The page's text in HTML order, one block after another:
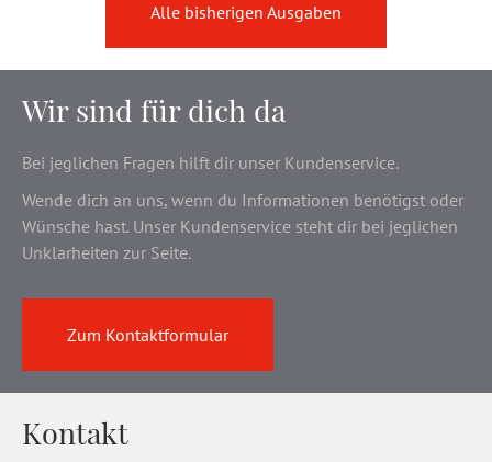
Alle bisherigen Ausgaben
Wir sind für dich da
Bei jeglichen Fragen hilft dir unser Kundenservice.
Wende dich an uns, wenn du Informationen benötigst oder
Wünsche hast. Unser Kundenservice steht dir bei jeglichen
Unklarheiten zur Seite.
Zum Kontaktformular
Kontakt